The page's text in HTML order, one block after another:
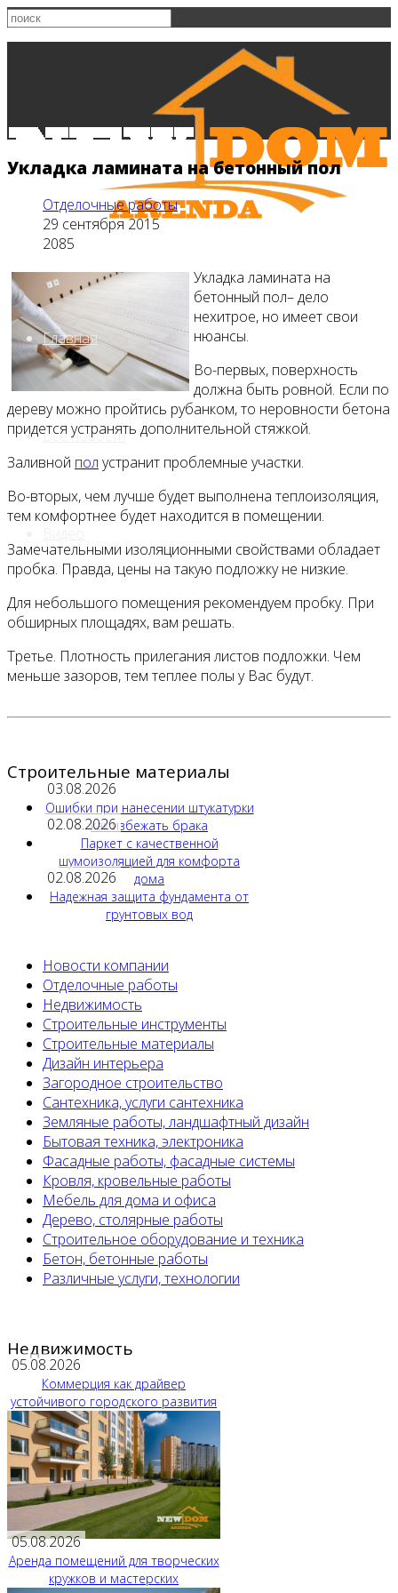
Главная
Все новости
Укладка ламината на бетонный пол
Отделочные работы
29 сентября 2015
2085
Укладка ламината на
бетонный пол– дело
нехитрое, но имеет свои
нюансы.
Во-первых, поверхность
должна быть ровной. Если по
дереву можно пройтись рубанком, то неровности бетона
придется устранять дополнительной стяжкой.
Заливной пол устранит проблемные участки.
Во-вторых, чем лучше будет выполнена теплоизоляция,
тем комфортнее будет находится в помещении.
Замечательными изоляционными свойствами обладает
пробка. Правда, цены на такую подложку не низкие.
Для небольшого помещения рекомендуем пробку. При
обширных площадях, вам решать.
Третье. Плотность прилегания листов подложки. Чем
меньше зазоров, тем теплее полы у Вас будут.
Строительные материалы
03.08.2026
Ошибки при нанесении штукатурки
как избежать брака
02.08.2026
Паркет с качественной
шумоизоляцией для комфорта
дома
02.08.2026
Надежная защита фундамента от
грунтовых вод
Новости компании
Отделочные работы
Недвижимость
Строительные инструменты
Строительные материалы
Дизайн интерьера
Загородное строительство
Сантехника, услуги сантехника
Земляные работы, ландшафтный дизайн
Бытовая техника, электроника
Фасадные работы, фасадные системы
Кровля, кровельные работы
Мебель для дома и офиса
Дерево, столярные работы
Строительное оборудование и техника
Бетон, бетонные работы
Различные услуги, технологии
Недвижимость
05.08.2026
Коммерция как драйвер
устойчивого городского развития
05.08.2026
Аренда помещений для творческих
кружков и мастерских